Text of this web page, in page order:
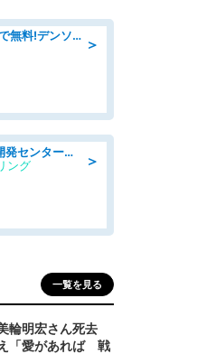
＞
入社特典58万円、寮費完備で無料!デンソーで働こう!自動車工場で小型部品の検査業務 denso aichi
＞
一般事務・OA事務/半導体開発センター内で事務&軽作業スタッフ、募集
ング
一覧を見る
輪明宏さん死去
「愛があれば 戦